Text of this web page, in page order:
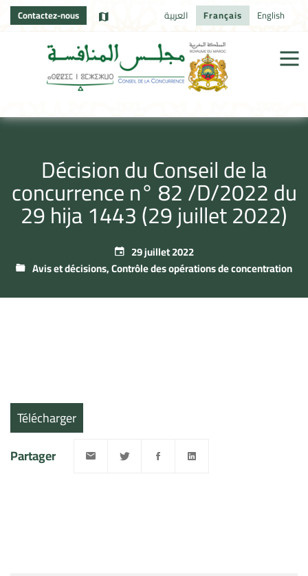
Contactez-nous العربية Français English
Décision du Conseil de la
concurrence n° 82 /D/2022 du
29 hija 1443 (29 juillet 2022)
29 juillet 2022
Avis et décisions,Contrôle des opérations de concentration
Télécharger
Partager